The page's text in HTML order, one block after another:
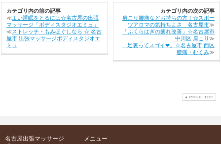
カテゴリ内の前の記事
≪よい睡眠をとるには☆名古屋の出張
マッサージ「ボディスタジオエミュ」
≪ストレッチ・もみほぐしなら ☆ 名古
屋市 出張マッサージボディスタジオエ
ミュ
カテゴリ内の次の記事
肩こり腰痛などお持ちの方！☆スポー
ツアロマの気持ちよさ 名古屋市≫
「ふくらはぎの疲れ改善」☆名古屋市
中川区 肩こり≫
「足裏ってスゴイ❤︎」☆名古屋市 西区
腰痛・むくみ≫
名古屋出張マッサージ
メニュー